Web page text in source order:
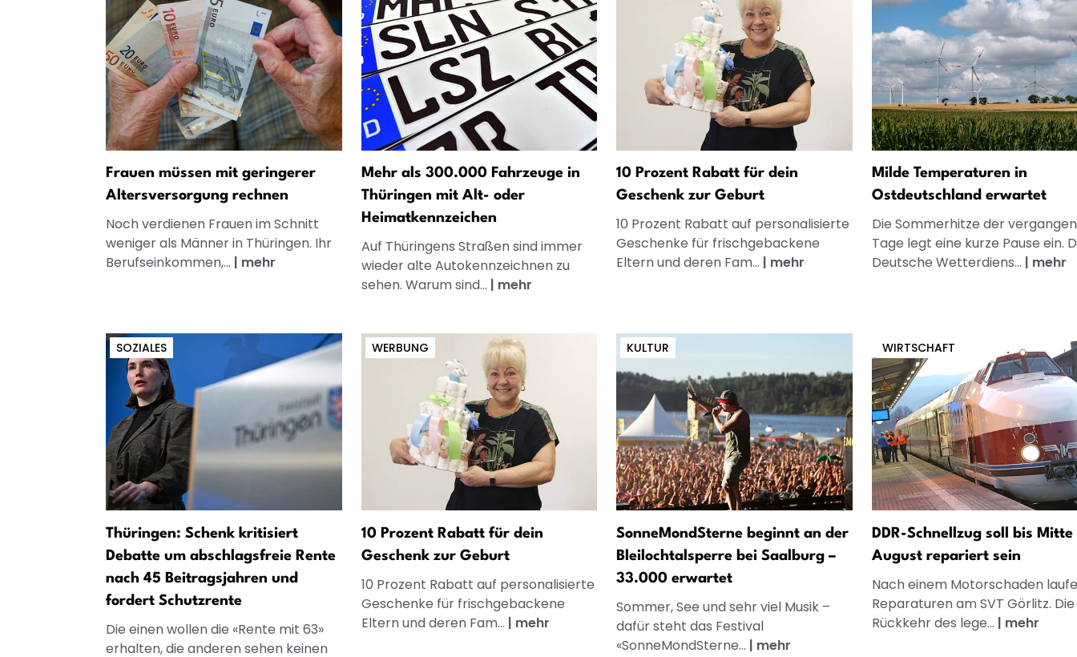
Frauen müssen mit geringerer
Altersversorgung rechnen
Noch verdienen Frauen im Schnitt
weniger als Männer in Thüringen. Ihr
Berufseinkommen,... | mehr
Mehr als 300.000 Fahrzeuge in
Thüringen mit Alt- oder
Heimatkennzeichen
Auf Thüringens Straßen sind immer
wieder alte Autokennzeichnen zu
sehen. Warum sind... | mehr
10 Prozent Rabatt für dein
Geschenk zur Geburt
10 Prozent Rabatt auf personalisierte
Geschenke für frischgebackene
Eltern und deren Fam... | mehr
Milde Temperaturen in
Ostdeutschland erwartet
Die Sommerhitze der
Tage legt eine kurze Pause ein.
Deutsche Wetterdiens... | mehr
SOZIALES
Thüringen: Schenk kritisiert
Debatte um abschlagsfreie Rente
nach 45 Beitragsjahren und
fordert Schutzrente
Die einen wollen die «Rente mit 63»
erhalten, die anderen sehen keinen
WERBUNG
10 Prozent Rabatt für dein
Geschenk zur Geburt
10 Prozent Rabatt auf personalisierte
Geschenke für frischgebackene
Eltern und deren Fam... | mehr
KULTUR
SonneMondSterne beginnt an der
Bleilochtalsperre bei Saalburg –
33.000 erwartet
Sommer, See und sehr viel Musik –
dafür steht das Festival
«SonneMondSterne... | mehr
WIRTSCHAFT
DDR-Schnellzug soll bis Mitte
August repariert sein
Nach einem Motorschaden
Reparaturen am SVT Görlitz. Die
Rückkehr des lege... | mehr